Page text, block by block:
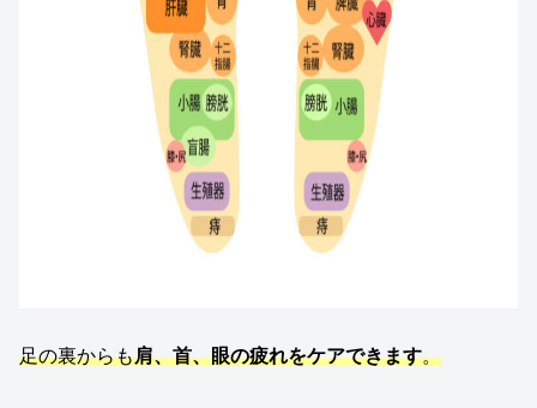
足の裏からも肩、首、眼の疲れをケアできます。